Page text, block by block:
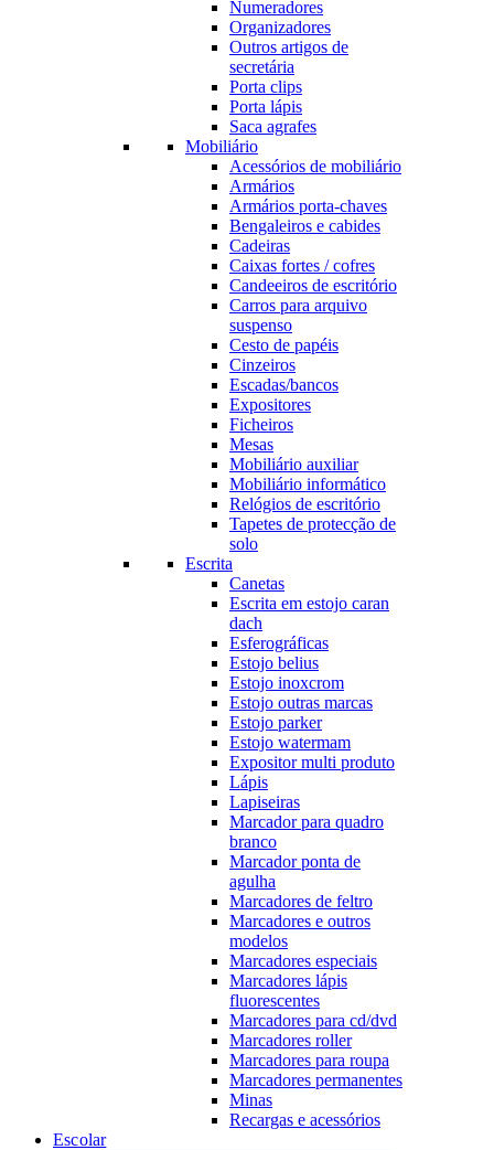
Numeradores
Organizadores
Outros artigos de
secretária
Porta clips
Porta lápis
Saca agrafes
Mobiliário
Acessórios de mobiliário
Armários
Armários porta-chaves
Bengaleiros e cabides
Cadeiras
Caixas fortes / cofres
Candeeiros de escritório
Carros para arquivo
suspenso
Cesto de papéis
Cinzeiros
Escadas/bancos
Expositores
Ficheiros
Mesas
Mobiliário auxiliar
Mobiliário informático
Relógios de escritório
Tapetes de protecção de
solo
Escrita
Canetas
Escrita em estojo caran
dach
Esferográficas
Estojo belius
Estojo inoxcrom
Estojo outras marcas
Estojo parker
Estojo watermam
Expositor multi produto
Lápis
Lapiseiras
Marcador para quadro
branco
Marcador ponta de
agulha
Marcadores de feltro
Marcadores e outros
modelos
Marcadores especiais
Marcadores lápis
fluorescentes
Marcadores para cd/dvd
Marcadores roller
Marcadores para roupa
Marcadores permanentes
Minas
Recargas e acessórios
Escolar